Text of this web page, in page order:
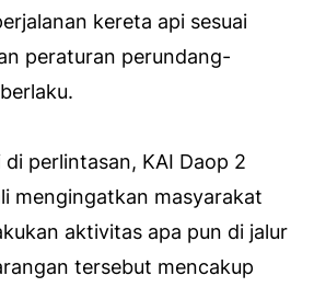
kereta api sesuai
peraturan perundang-
di perlintasan, KAI Daop 2
mengingatkan masyarakat
aktivitas apa pun di jalur
tersebut mencakup